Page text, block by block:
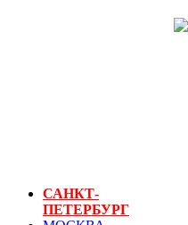
САНКТ-
ПЕТЕРБУРГ